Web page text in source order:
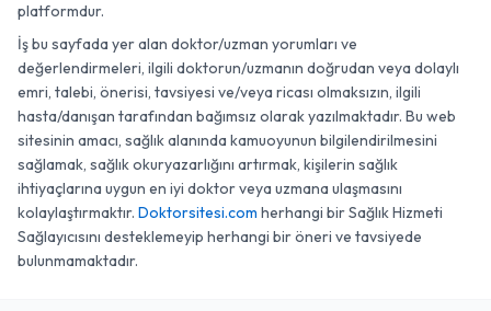
platformdur.
İş bu sayfada yer alan doktor/uzman yorumları ve
değerlendirmeleri, ilgili doktorun/uzmanın doğrudan veya dolaylı
emri, talebi, önerisi, tavsiyesi ve/veya ricası olmaksızın, ilgili
hasta/danışan tarafından bağımsız olarak yazılmaktadır. Bu web
sitesinin amacı, sağlık alanında kamuoyunun bilgilendirilmesini
sağlamak, sağlık okuryazarlığını artırmak, kişilerin sağlık
ihtiyaçlarına uygun en iyi doktor veya uzmana ulaşmasını
kolaylaştırmaktır. Doktorsitesi.com herhangi bir Sağlık Hizmeti
Sağlayıcısını desteklemeyip herhangi bir öneri ve tavsiyede
bulunmamaktadır.